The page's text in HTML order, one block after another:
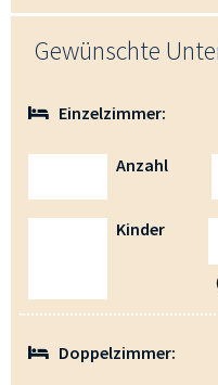
Gewünschte
Einzelzimmer:
Anzahl
Kinder
Doppelzimmer: